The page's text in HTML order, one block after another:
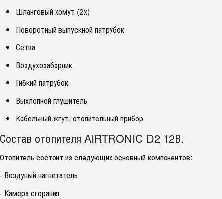
Шланговый хомут (2х)
Поворотный выпускной патрубок
Сетка
Воздухозаборник
Гибкий патрубок
Выхлопной глушитель
Кабельный жгут, отопительный прибор
Состав отопителя AIRTRONIC D2 12В.
Отопитель состоит из следующих основный компонентов:
- Воздуный нагнетатель
- Камера сгорания